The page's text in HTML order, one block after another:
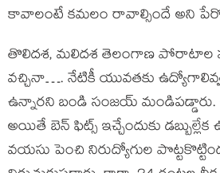
కావాలంటే కమలం రావాల్సిందే అని
తొలిదశ, మలిదశ తెలంగాణ పోరాటాల
వచ్చినా…. నేటికీ యువతకు
ఉన్నార‌ని బండి సంజ‌య్ మండిప‌డ్డారు.
అయితే బెన్ ఫిట్స్ ఇచ్చేందుకు
వయసు పెంచి నిరుద్యోగుల